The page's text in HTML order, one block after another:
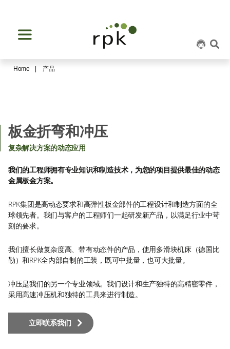
Home 产品
板金折弯和冲压
复杂解决方案的动态应用
我们的工程师拥有专业知识和制造技术，为您的项目提供最佳的动态
金属板金方案。
RPK集团是高动态要求和高弹性板金部件的工程设计和制造方面的全
球领先者。我们与客户的工程师们一起研发新产品，以满足行业中苛
刻的要求。
我们擅长做复杂度高、带有动态件的产品，使用多滑块机床（德国比
勒）和RPK全内部自制的工装，既可中批量，也可大批量。
冲压是我们的另一个专业领域。我们设计和生产独特的高精密零件，
采用高速冲压机和独特的工具来进行制造。
立即联系我们